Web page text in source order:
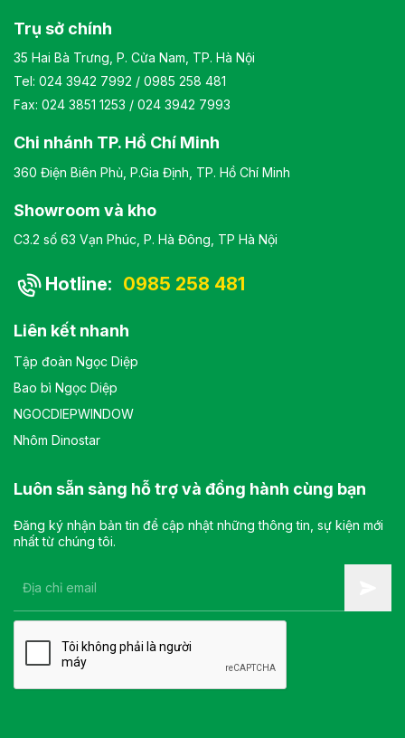
Trụ sở chính
35 Hai Bà Trưng, P. Cửa Nam, TP. Hà Nội
Tel: 024 3942 7992 / 0985 258 481
Fax: 024 3851 1253 / 024 3942 7993
Chi nhánh TP. Hồ Chí Minh
360 Điện Biên Phủ, P.Gia Định, TP. Hồ Chí Minh
Showroom và kho
C3.2 số 63 Vạn Phúc, P. Hà Đông, TP Hà Nội
Hotline: 0985 258 481
Liên kết nhanh
Tập đoàn Ngọc Diệp
Bao bì Ngọc Diệp
NGOCDIEPWINDOW
Nhôm Dinostar
Luôn sẵn sàng hỗ trợ và đồng hành cùng bạn
Đăng ký nhận bản tin để cập nhật những thông tin, sự kiện mới
nhất từ chúng tôi.